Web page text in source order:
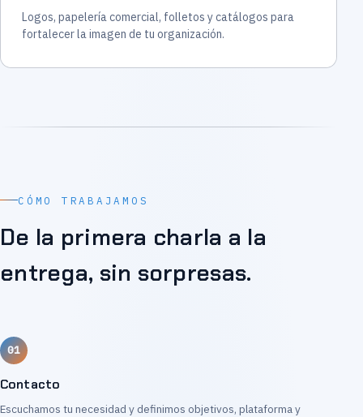
Logos, papelería comercial, folletos y catálogos para
fortalecer la imagen de tu organización.
CÓMO TRABAJAMOS
De la primera charla a la
entrega, sin sorpresas.
Contacto
Escuchamos tu necesidad y definimos objetivos, plataforma y